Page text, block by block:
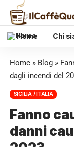
Home Chi
Home » Blog »
dagli incendi del
SICILIA / ITALIA
Fanno
danni